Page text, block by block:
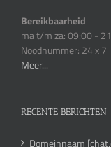
Bereikbaarheid
ma t/m za: 09:00 -
Noodnummer: 24 x 7
Meer...
RECENTE BERICHTEN
Domeinnaam